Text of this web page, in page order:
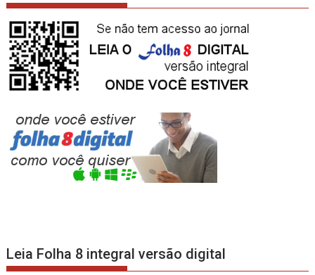
Leia Folha 8 integral versão digital